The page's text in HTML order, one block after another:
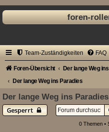
foren-
Team-Zuständigkeiten FAQ
Foren-Übersicht Der lange Weg
Der lange Weg ins Paradies
Der lange Weg ins Paradies
Gesperrt
0 Themen •